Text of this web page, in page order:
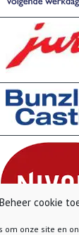
Beheer cookie
om onze site en